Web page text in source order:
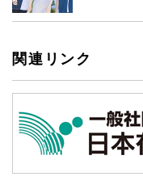
関連リンク